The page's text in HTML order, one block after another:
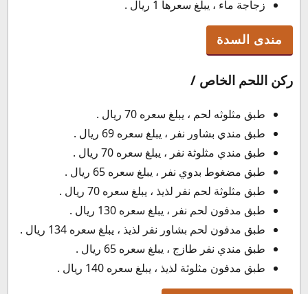
زجاجة ماء ، يبلغ سعرها 1 ريال .
مندى السدة
ركن اللحم الخاص /
طبق مثلوثه لحم ، يبلغ سعره 70 ريال .
طبق مندي بشاور نفر ، يبلغ سعره 69 ريال .
طبق مندي مثلوثة نفر ، يبلغ سعره 70 ريال .
طبق مضغوط بدوي نفر ، يبلغ سعره 65 ريال .
طبق مثلوثة لحم نفر لذيذ ، يبلغ سعره 70 ريال .
طبق مدفون لحم نفر ، يبلغ سعره 130 ريال .
طبق مدفون لحم بشاور نفر لذيذ ، يبلغ سعره 134 ريال .
طبق مندي نفر طازج ، يبلغ سعره 65 ريال .
طبق مدفون مثلوثة لذيذ ، يبلغ سعره 140 ريال .